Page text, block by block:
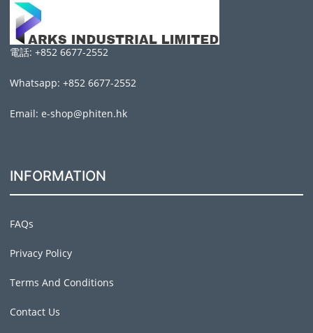
電話: +852 6677-2552
Whatsapp: +852 6677-2552
Email: e-shop@phiten.hk
INFORMATION
FAQs
Privacy Policy
Terms And Conditions
Contact Us